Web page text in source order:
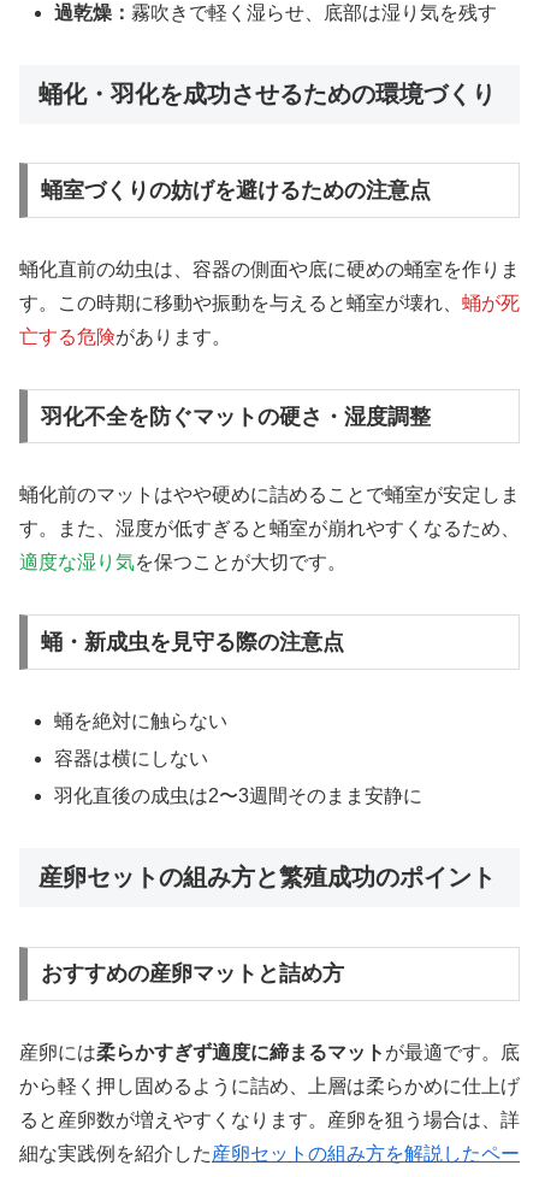
過乾燥： 霧吹きで軽く湿らせ、底部は湿り気を残す
蛹化・羽化を成功させるための環境づくり
蛹室づくりの妨げを避けるための注意点
蛹化直前の幼虫は、容器の側面や底に硬めの蛹室を作りま
す。この時期に移動や振動を与えると蛹室が壊れ、 蛹が死
亡する危険があります。
羽化不全を防ぐマットの硬さ・湿度調整
蛹化前のマットはやや硬めに詰めることで蛹室が安定しま
す。また、湿度が低すぎると蛹室が崩れやすくなるため、
適度な湿り気を保つことが大切です。
蛹・新成虫を見守る際の注意点
蛹を絶対に触らない
容器は横にしない
羽化直後の成虫は2〜3週間そのまま安静に
産卵セットの組み方と繁殖成功のポイント
おすすめの産卵マットと詰め方
産卵には柔らかすぎず適度に締まるマット が最適です。底
から軽く押し固めるように詰め、上層は柔らかめに仕上げ
ると産卵数が増えやすくなります。産卵を狙う場合は、詳
細な実践例を紹介した産卵セットの組み方を解説したペー